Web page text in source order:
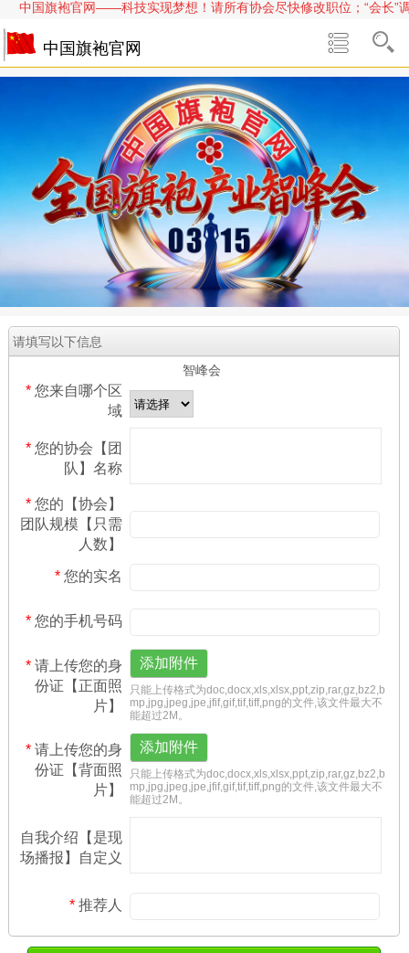
中国旗袍官网——科技实现梦想！请所有协会尽快修改职位；“会长”调
中国旗袍官网
请填写以下信息
智峰会
* 您来自哪个区
域
* 您的协会【团
队】名称
* 您的【协会】
团队规模【只需
人数】
* 您的实名
* 您的手机号码
* 请上传您的身
份证【正面照
片】
添加附件
只能上传格式为doc,docx,xls,xlsx,ppt,zip,rar,gz,bz2,b
mp,jpg,jpeg,jpe,jfif,gif,tif,tiff,png的文件,该文件最大不
能超过2M。
* 请上传您的身
份证【背面照
片】
添加附件
只能上传格式为doc,docx,xls,xlsx,ppt,zip,rar,gz,bz2,b
mp,jpg,jpeg,jpe,jfif,gif,tif,tiff,png的文件,该文件最大不
能超过2M。
自我介绍【是现
场播报】自定义
* 推荐人